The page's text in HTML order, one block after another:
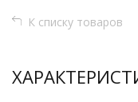
К списку товаров